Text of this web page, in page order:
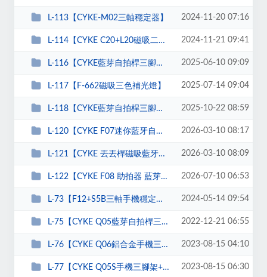
L-113【CYKE-M02三軸穩定器】 2024-11-20 07:16
L-114【CYKE C20+L20磁吸二合一自拍架】 2024-11-21 09:41
L-116【CYKE藍芽自拍桿三腳架TT01】 2025-06-10 09:09
L-117【F-662磁吸三色補光燈】 2025-07-14 09:04
L-118【CYKE藍芽自拍桿三腳架】 2025-10-22 08:59
L-120【CYKE F07迷你藍牙自拍桿】 2026-03-10 08:17
L-121【CYKE 丟丟桿磁吸藍牙自拍桿三腳架】 2026-03-10 08:09
L-122【CYKE F08 助拍器 藍芽磁吸四腳架】 2026-07-10 06:53
L-73【F12+S5B三軸手機穩定器】 2024-05-14 09:54
L-75【CYKE Q05藍芽自拍桿三腳架】 2022-12-21 06:55
L-76【CYKE Q06鋁合金手機三腳架】 2023-08-15 04:10
L-77【CYKE Q05S手機三腳架+補光燈】 2023-08-15 06:30